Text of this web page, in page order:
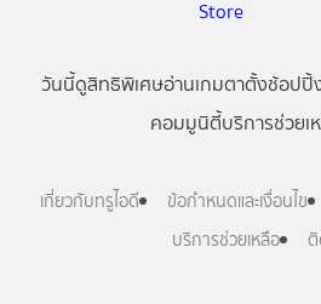
วันนี้ดูสิทธิพิเศษอ่านเกมตาตั้งช้อปปิ้
คอมมูนิตี้บริการช่วยเ
เกี่ยวกับทรูไอดี ข้อกำหนดและเงื่อนไข
บริการช่วยเหลือ
ติ